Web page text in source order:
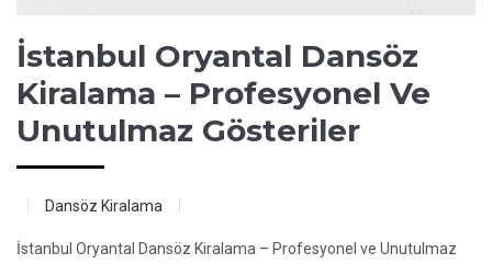
İstanbul Oryantal Dansöz
Kiralama – Profesyonel Ve
Unutulmaz Gösteriler
Dansöz Kiralama
İstanbul Oryantal Dansöz Kiralama – Profesyonel ve Unutulmaz